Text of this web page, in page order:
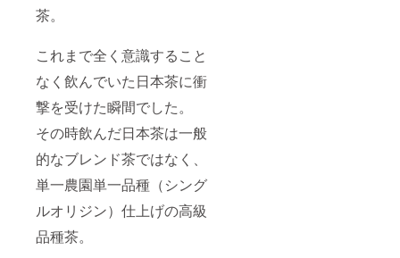
茶。
これまで全く意識すること
なく飲んでいた日本茶に衝
撃を受けた瞬間でした。
その時飲んだ日本茶は一般
的なブレンド茶ではなく、
単一農園単一品種（シング
ルオリジン）仕上げの高級
品種茶。